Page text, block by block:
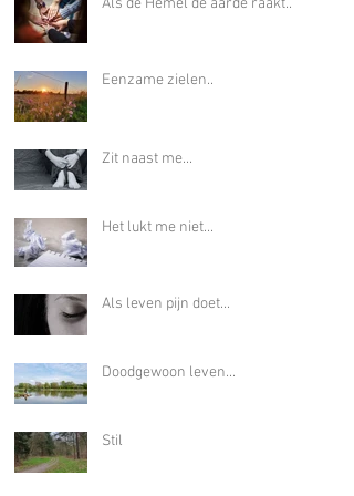
Als de Hemel de aarde raakt..
Eenzame zielen..
Zit naast me...
Het lukt me niet...
Als leven pijn doet...
Doodgewoon leven...
Stil